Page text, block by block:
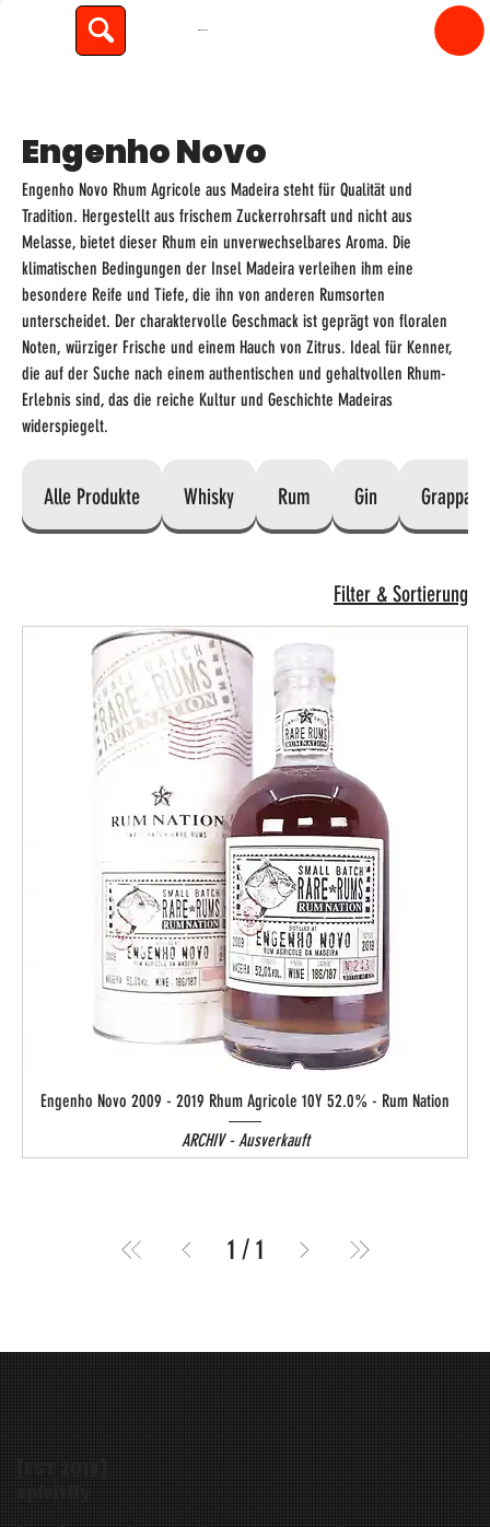
spiritfly
Engenho Novo
Engenho Novo Rhum Agricole aus Madeira steht für Qualität und
Tradition. Hergestellt aus frischem Zuckerrohrsaft und nicht aus
Melasse, bietet dieser Rhum ein unverwechselbares Aroma. Die
klimatischen Bedingungen der Insel Madeira verleihen ihm eine
besondere Reife und Tiefe, die ihn von anderen Rumsorten
unterscheidet. Der charaktervolle Geschmack ist geprägt von floralen
Noten, würziger Frische und einem Hauch von Zitrus. Ideal für Kenner,
die auf der Suche nach einem authentischen und gehaltvollen Rhum-
Erlebnis sind, das die reiche Kultur und Geschichte Madeiras
widerspiegelt.
Alle Produkte Whisky Rum Gin Grappa
Filter & Sortierung
Engenho Novo 2009 - 2019 Rhum Agricole 10Y 52.0% - Rum Nation
ARCHIV - Ausverkauft
1 / 1